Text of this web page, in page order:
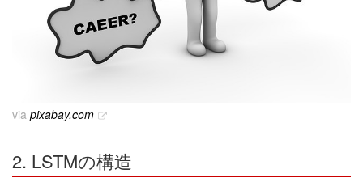
via pixabay.com
2. LSTMの構造